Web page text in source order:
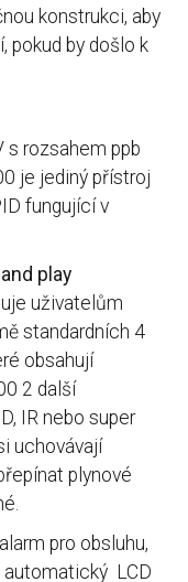
konstrukci, aby
pokud by došlo k
s rozsahem ppb
je jediný přístroj
fungující v
play
uživatelům
standardních 4
obsahují
2 další
IR nebo super
uchovávají
plynové
pro obsluhu,
automatický LCD